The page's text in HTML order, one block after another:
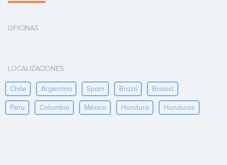
OFICINAS
LOCALIZACIONES
Chile Argentina Spain Brazil Brasisl
Peru Colombia México Hondura Honduras